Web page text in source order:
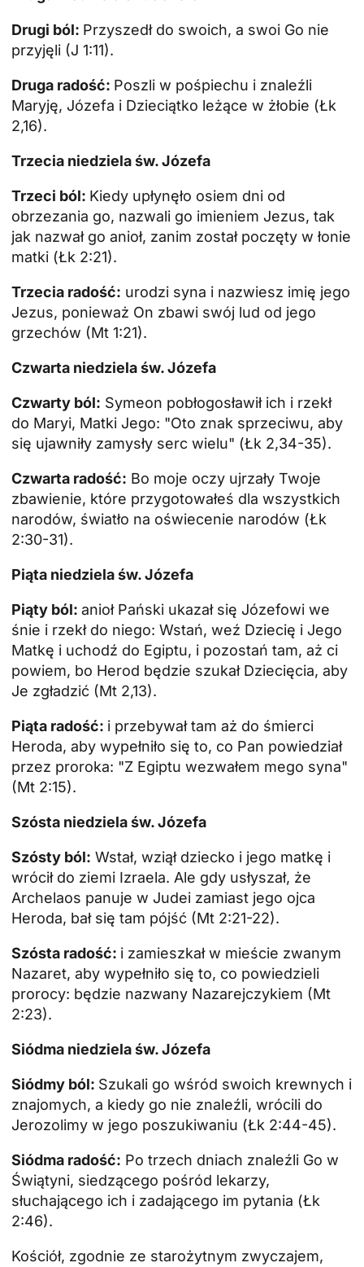
Drugi ból: Przyszedł do swoich, a swoi Go nie
przyjęli (J 1:11).
Druga radość: Poszli w pośpiechu i znaleźli
Maryję, Józefa i Dzieciątko leżące w żłobie (Łk
2,16).
Trzecia niedziela św. Józefa
Trzeci ból: Kiedy upłynęło osiem dni od
obrzezania go, nazwali go imieniem Jezus, tak
jak nazwał go anioł, zanim został poczęty w łonie
matki (Łk 2:21).
Trzecia radość: urodzi syna i nazwiesz imię jego
Jezus, ponieważ On zbawi swój lud od jego
grzechów (Mt 1:21).
Czwarta niedziela św. Józefa
Czwarty ból: Symeon pobłogosławił ich i rzekł
do Maryi, Matki Jego: "Oto znak sprzeciwu, aby
się ujawniły zamysły serc wielu" (Łk 2,34-35).
Czwarta radość: Bo moje oczy ujrzały Twoje
zbawienie, które przygotowałeś dla wszystkich
narodów, światło na oświecenie narodów (Łk
2:30-31).
Piąta niedziela św. Józefa
Piąty ból: anioł Pański ukazał się Józefowi we
śnie i rzekł do niego: Wstań, weź Dziecię i Jego
Matkę i uchodź do Egiptu, i pozostań tam, aż ci
powiem, bo Herod będzie szukał Dziecięcia, aby
Je zgładzić (Mt 2,13).
Piąta radość: i przebywał tam aż do śmierci
Heroda, aby wypełniło się to, co Pan powiedział
przez proroka: "Z Egiptu wezwałem mego syna"
(Mt 2:15).
Szósta niedziela św. Józefa
Szósty ból: Wstał, wziął dziecko i jego matkę i
wrócił do ziemi Izraela. Ale gdy usłyszał, że
Archelaos panuje w Judei zamiast jego ojca
Heroda, bał się tam pójść (Mt 2:21-22).
Szósta radość: i zamieszkał w mieście zwanym
Nazaret, aby wypełniło się to, co powiedzieli
prorocy: będzie nazwany Nazarejczykiem (Mt
2:23).
Siódma niedziela św. Józefa
Siódmy ból: Szukali go wśród swoich krewnych i
znajomych, a kiedy go nie znaleźli, wrócili do
Jerozolimy w jego poszukiwaniu (Łk 2:44-45).
Siódma radość: Po trzech dniach znaleźli Go w
Świątyni, siedzącego pośród lekarzy,
słuchającego ich i zadającego im pytania (Łk
2:46).
Kościół, zgodnie ze starożytnym zwyczajem,